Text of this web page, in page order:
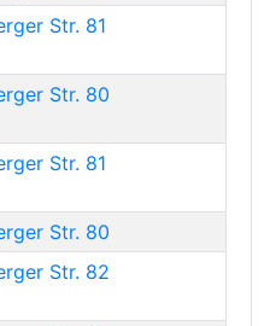
Str. 81
Str. 80
Str. 81
Str. 80
Str. 82